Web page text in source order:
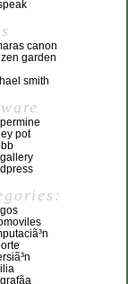
canon
garden
smith
pot